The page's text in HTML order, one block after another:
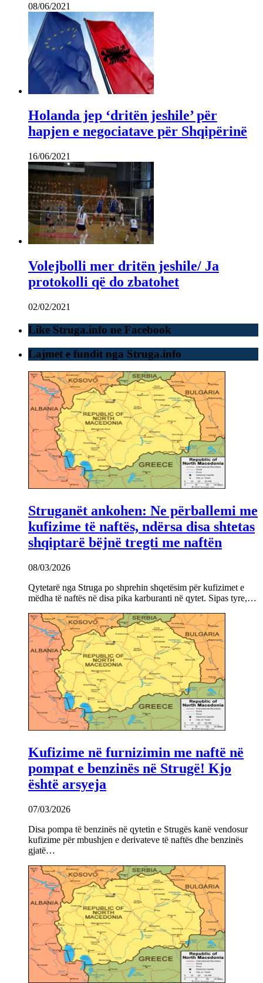
08/06/2021
Holanda jep ‘dritën jeshile’ për
hapjen e negociatave për Shqipërinë
16/06/2021
Volejbolli mer dritën jeshile/ Ja
protokolli që do zbatohet
02/02/2021
Like Struga.info ne Facebook
Lajmet e fundit nga Struga.info
Struganët ankohen: Ne përballemi me
kufizime të naftës, ndërsa disa shtetas
shqiptarë bëjnë tregti me naftën
08/03/2026
Qytetarë nga Struga po shprehin shqetësim për kufizimet e
mëdha të naftës në disa pika karburanti në qytet. Sipas tyre,…
Kufizime në furnizimin me naftë në
pompat e benzinës në Strugë! Kjo
është arsyeja
07/03/2026
Disa pompa të benzinës në qytetin e Strugës kanë vendosur
kufizime për mbushjen e derivateve të naftës dhe benzinës
gjatë…